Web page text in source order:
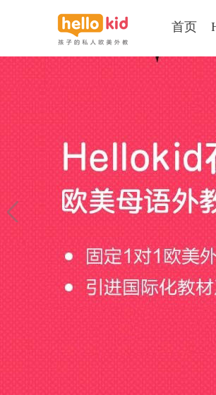
首页